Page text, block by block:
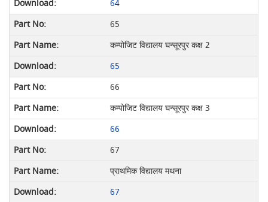
64
65
कम्पोजिट विद्यालय घन्सूरपुर कक्ष 2
65
66
कम्पोजिट विद्यालय घन्सूरपुर कक्ष 3
66
67
प्राथमिक विद्यालय मथना
67